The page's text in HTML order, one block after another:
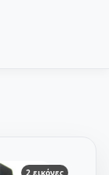
2 εικόνες